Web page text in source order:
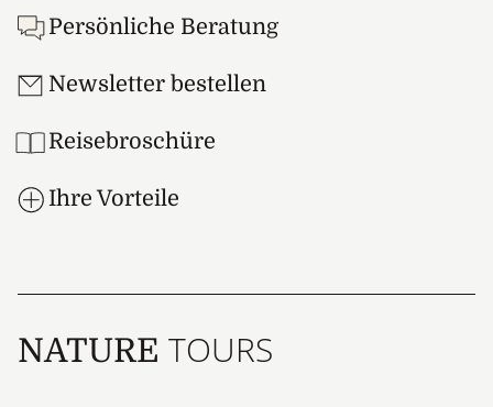
Persönliche Beratung
Newsletter bestellen
Reisebroschüre
Ihre Vorteile
NATURE TOURS